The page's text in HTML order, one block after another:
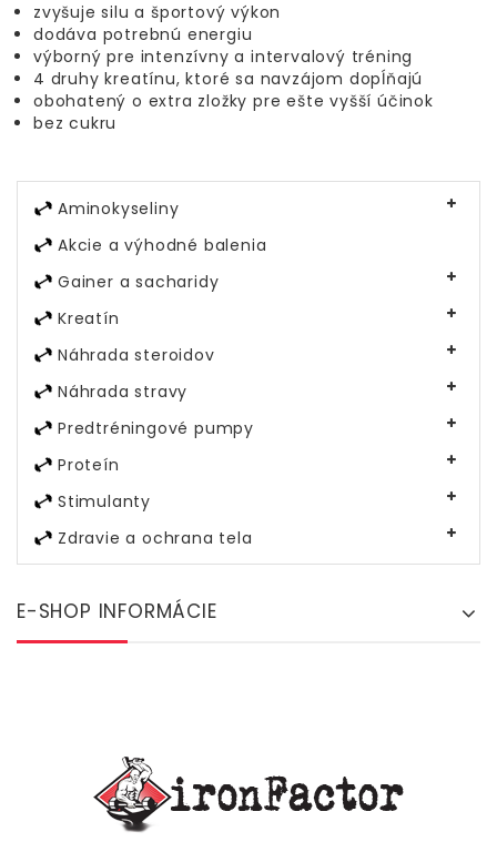
zvyšuje silu a športový výkon
dodáva potrebnú energiu
výborný pre intenzívny a intervalový tréning
4 druhy kreatínu, ktoré sa navzájom dopĺňajú
obohatený o extra zložky pre ešte vyšší účinok
bez cukru
Aminokyseliny
Akcie a výhodné balenia
Gainer a sacharidy
Kreatín
Náhrada steroidov
Náhrada stravy
Predtréningové pumpy
Proteín
Stimulanty
Zdravie a ochrana tela
E-SHOP INFORMÁCIE